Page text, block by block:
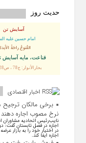
حدیث روز
آسایش تن
امام حسین علیه
القُنوعُ راحَةُ
قناعت، مايه
بحارالأنوار: ج78 ، ص128 ، ح11
اخبار اقتصادی
برخی مالکان ترجیح
نرخ مصوب اجاره دهند
نایب‌رئیس اتحادیه مشاوران
اجاره در فصل تابستان گفت:
در اختیار خود را به بازار
اجاره ایفا کند.